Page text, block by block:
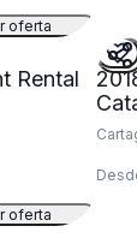
oferta
Rental
oferta
43